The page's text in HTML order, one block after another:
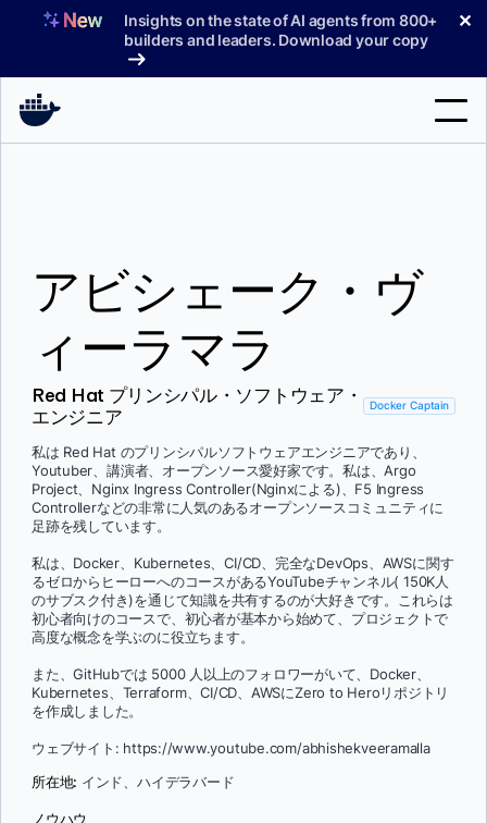
へ
Insights on the state of AI agents from 800+
builders and leaders. Download your copy
✕
料金プラン
ブログ
ドキュメント
サインイン
アビシェーク・ヴ
ィーラマラ
Red Hat プリンシパル・ソフトウェア・
エンジニア
Docker Captain
私は Red Hat のプリンシパルソフトウェアエンジニアであり、
Youtuber、講演者、オープンソース愛好家です。私は、Argo
Project、Nginx Ingress Controller(Nginxによる)、F5 Ingress
Controllerなどの非常に人気のあるオープンソースコミュニティに
足跡を残しています。
私は、Docker、Kubernetes、CI/CD、完全なDevOps、AWSに関す
るゼロからヒーローへのコースがあるYouTubeチャンネル( 150K人
のサブスク付き)を通じて知識を共有するのが大好きです。これらは
初心者向けのコースで、初心者が基本から始めて、プロジェクトで
高度な概念を学ぶのに役立ちます。
また、GitHubでは 5000 人以上のフォロワーがいて、Docker、
Kubernetes、Terraform、CI/CD、AWSにZero to Heroリポジトリ
を作成しました。
ウェブサイト: https://www.youtube.com/abhishekveeramalla
所在地: インド、ハイデラバード
ノウハウ